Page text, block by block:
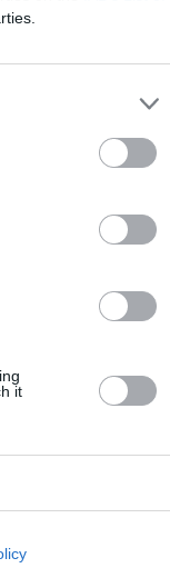
it
Change: Έκθεση